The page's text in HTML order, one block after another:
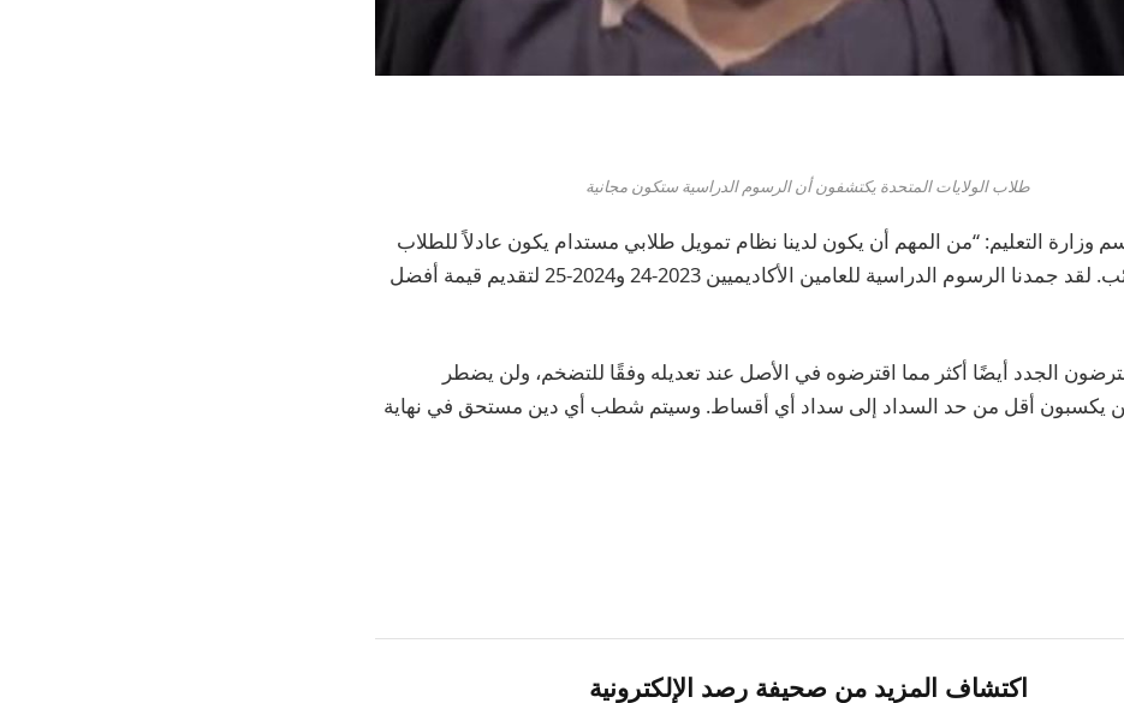
طلاب الولايات المتحدة يكتشفون أن الرسوم الدراسية ستكون مجانية
وزارة التعليم: “من المهم أن يكون لدينا نظام تمويل طلابي مستدام يكون عادلاً للطلاب
ودافعي الضرائب. لقد جمدنا الرسوم الدراسية للعامين الأكاديميين 2023-24 و2024-25 لتقديم قيمة أفضل
الجدد أيضًا أكثر مما اقترضوه في الأصل عند تعديله وفقًا للتضخم، ولن يضطر
يكسبون أقل من حد السداد إلى سداد أي أقساط. وسيتم شطب أي دين مستحق في نهاية
اكتشاف المزيد من صحيفة رصد الإلكترونية